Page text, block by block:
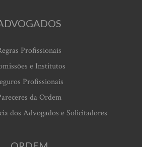
Profissionais
e Institutos
Profissionais
da Ordem
dos Advogados e Solicitadores